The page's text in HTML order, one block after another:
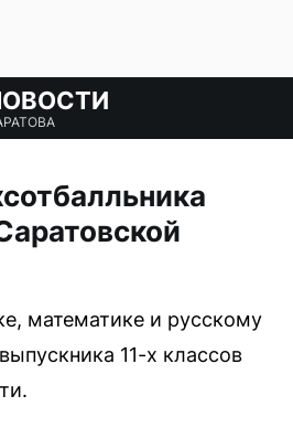
математике и русскому
11-х классов